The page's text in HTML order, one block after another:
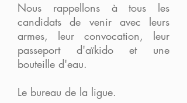
Nous rappellons à tous les
candidats de venir avec leurs
armes, leur convocation, leur
passeport d'aïkido et une
bouteille d'eau.
Le bureau de la ligue.